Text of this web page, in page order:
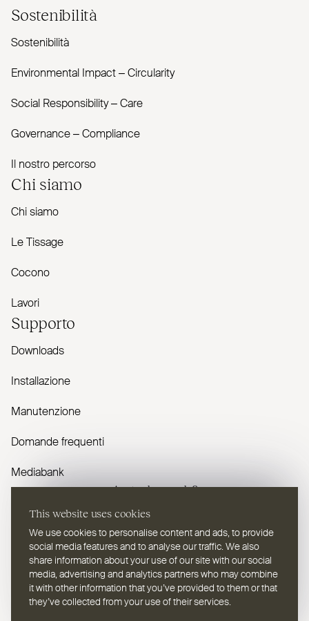
This website uses cookies
We use cookies to personalise content and ads, to provide
social media features and to analyse our traffic. We also
share information about your use of our site with our social
media, advertising and analytics partners who may combine
it with other information that you’ve provided to them or that
they’ve collected from your use of their services.
Sostenibilità
Sostenibilità
Envi­ronmental Impact – Cir­cularity
Social Responsibility – Care
Governance – Com­pliance
Il nostro percorso
Chi siamo
Chi siamo
Le Tissage
Cocono
Lavori
Supporto
Downloads
Installazione
Manutenzione
Domande frequenti
Mediabank
Avete domande?